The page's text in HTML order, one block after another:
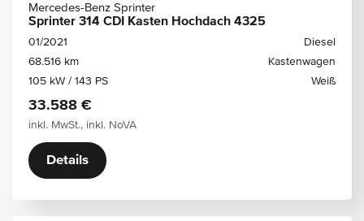
Mercedes-Benz Sprinter
Sprinter 314 CDI Kasten Hochdach 4325
01/2021
Diesel
68.516 km
Kastenwagen
105 kW / 143 PS
Weiß
33.588 €
inkl. MwSt., inkl. NoVA
Details